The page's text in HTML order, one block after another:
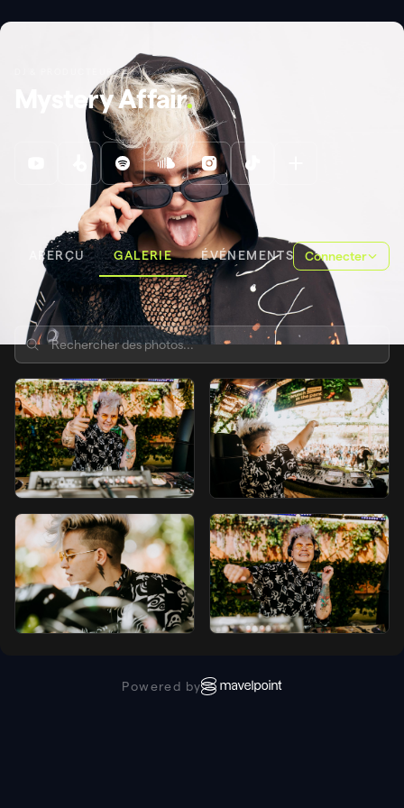
DJ & PRODUCTEUR
Mystery Affair.
APERÇU GALERIE ÉVÉNEMENTS Connecter
GALERIE
BRUNCH-IN THE PARK #7: FATBOY SLIM, MOCHAKK, MYSTERY
AFFAIR
Powered by